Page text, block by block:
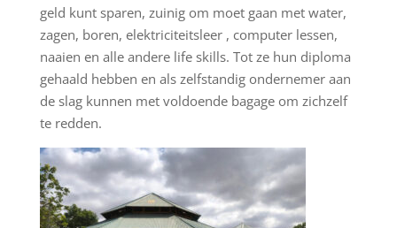
geld kunt sparen, zuinig om moet gaan met water,
zagen, boren, elektriciteitsleer , computer lessen,
naaien en alle andere life skills. Tot ze hun diploma
gehaald hebben en als zelfstandig ondernemer aan
de slag kunnen met voldoende bagage om zichzelf
te redden.